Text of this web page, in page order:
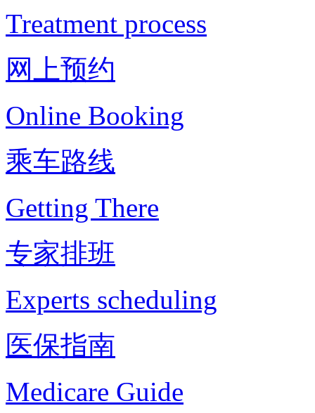
Treatment process
网上预约
Online Booking
乘车路线
Getting There
专家排班
Experts scheduling
医保指南
Medicare Guide